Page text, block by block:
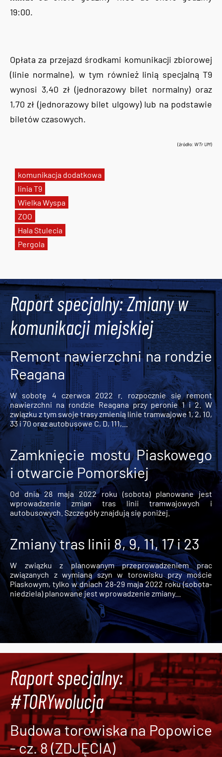
komunikacja dodatkowa
linia T9
Wielka Wyspa
ZOO
Hala Stulecia
Pergola
19:00.
Opłata za przejazd środkami komunikacji zbiorowej
(linie normalne), w tym również linią specjalną T9
wynosi 3,40 zł (jednorazowy bilet normalny) oraz
1,70 zł (jednorazowy bilet ulgowy) lub na podstawie
biletów czasowych.
(źródło: WTr UM)
Raport specjalny: Zmiany w
komunikacji miejskiej
Remont nawierzchni na rondzie
Reagana
W sobotę 4 czerwca 2022 r. rozpocznie się remont
nawierzchni na rondzie Reagana przy peronie 1 i 2. W
związku z tym swoje trasy zmienią linie tramwajowe 1, 2, 10,
33 i 70 oraz autobusowe C, D, 111,...
Zamknięcie mostu Piaskowego
i otwarcie Pomorskiej
Od dnia 28 maja 2022 roku (sobota) planowane jest
wprowadzenie zmian tras linii tramwajowych i
autobusowych. Szczegóły znajdują się poniżej.
Zmiany tras linii 8, 9, 11, 17 i 23
W związku z planowanym przeprowadzeniem prac
związanych z wymianą szyn w torowisku przy moście
Piaskowym, tylko w dniach 28-29 maja 2022 roku (sobota-
niedziela) planowane jest wprowadzenie zmiany...
Raport specjalny:
#TORYwolucja
Budowa torowiska na Popowice
- cz. 8 (ZDJĘCIA)